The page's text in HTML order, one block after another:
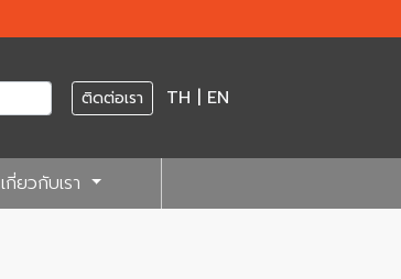
ติดต่อเรา TH | EN
เกี่ยวกับเรา